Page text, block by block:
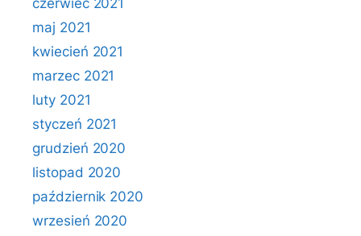
czerwiec 2021
maj 2021
kwiecień 2021
marzec 2021
luty 2021
styczeń 2021
grudzień 2020
listopad 2020
październik 2020
wrzesień 2020